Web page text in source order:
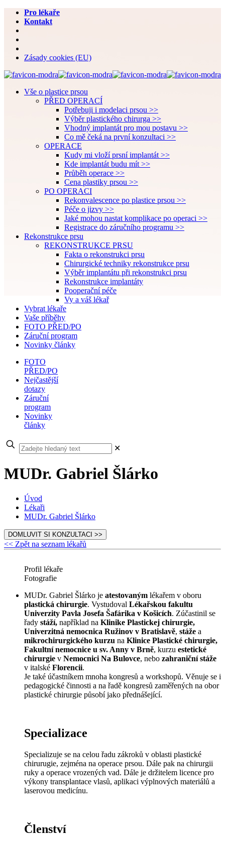
Pro lékaře
Kontakt
Zásady cookies (EU)
Vše o plastice prsou
PŘED OPERACÍ
Potřebuji i modelaci prsou >>
Výběr plastického chirurga >>
Vhodný implantát pro mou postavu >>
Co mě čeká na první konzultaci >>
OPERACE
Kudy mi vloží prsní implantát >>
Kde implantát budu mít >>
Průběh operace >>
Cena plastiky prsou >>
PO OPERACI
Rekonvalescence po plastice prsou >>
Péče o jizvy >>
Jaké mohou nastat komplikace po operaci >>
Registrace do záručního programu >>
Rekonstrukce prsu
REKONSTRUKCE PRSU
Fakta o rekonstrukci prsu
Chirurgické techniky rekonstrukce prsu
Výběr implantátu při rekonstrukci prsu
Rekonstrukce implantáty
Pooperační péče
Vy a váš lékař
Vybrat lékaře
Vaše příběhy
FOTO PŘED/PO
Záruční program
Novinky články
FOTO
PŘED/PO
Nejčastější
dotazy
Záruční
program
Novinky
články
✕
MUDr. Gabriel Šlárko
Úvod
Lékaři
MUDr. Gabriel Šlárko
DOMLUVIT SI KONZULTACI >>
<< Zpět na seznam lékařů
Profil lékaře
Fotografie
MUDr. Gabriel Šlárko je atestovaným lékařem v oboru
plastická chirurgie. Vystudoval Lékařskou fakultu
Univerzity Pavla Josefa Šafárika v Košicích. Zúčastinil se
řady stáží, například na Klinike Plastickej chirurgie,
Univerzitná nemocnica Ružinov v Bratislavě, stáže a
mikrochirurgického kurzu na Klinice Plastické chirurgie,
Fakultní nemocnice u sv. Anny v Brně, kurzu estetické
chirurgie v Nemocnici Na Bulovce, nebo zahraniční stáže
v italské Florencii.
Je také účastníkem mnoha kongresů a workshopů. Věnuje se i
pedagogické činnosti a na řadě kongresů zaměřených na obor
plastické chirurgie působí jako přednášející.
Specializace
Specializuje se na celou řadu zákroků v oblasti plastické
chirurugie, zejména na operace prsou. Dále pak na chirurgii
ruky a operace vrozených vad. Dále je držitelem licence pro
výkony transplantace vlasů, aplikaci výplnových materiálů a
laserovou medicínu.
Členství